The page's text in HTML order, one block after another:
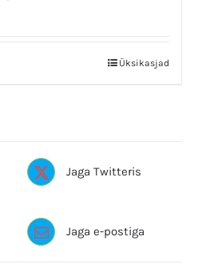
Üksikasjad
Jaga Twitteris
Jaga e-postiga